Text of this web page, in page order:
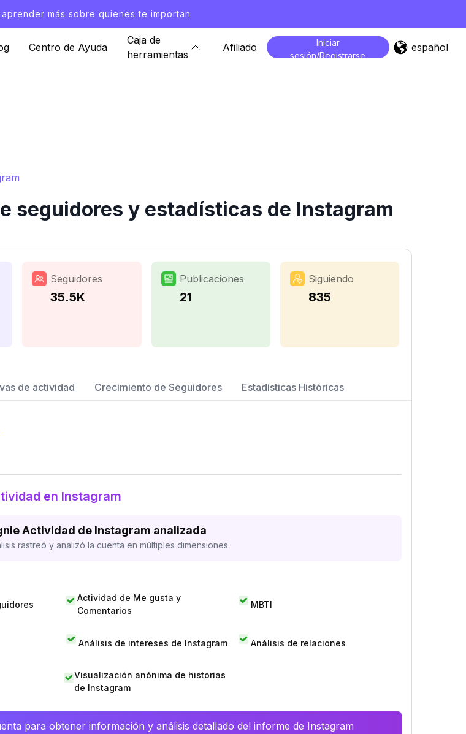
más sobre quienes te importan
Centro de Ayuda
Caja de
herramientas
Afiliado
Iniciar
sesión/Registrarse
español
seguidores y estadísticas de Instagram
Seguidores
35.5K
Publicaciones
21
Siguiendo
835
de actividad Crecimiento de Seguidores Estadísticas Históricas
en Instagram
Actividad de Instagram analizada
rastreó y analizó la cuenta en múltiples dimensiones.
Actividad de Me gusta y
Comentarios
MBTI
Análisis de intereses de Instagram Análisis de relaciones
Visualización anónima de historias
de Instagram
para obtener información y análisis detallado del informe de Instagram